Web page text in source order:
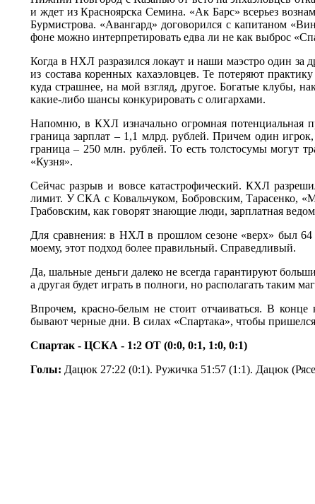
и ждет из Красноярска Семина. «Ак Барс» всерьез
Бурмистрова. «Авангард» договорился с капитаном
фоне можно интерпретировать едва ли не как выброс
Когда в НХЛ разразился локаут и наши маэстро один за
из состава коренных кахаэловцев. Те потеряют
куда страшнее, на мой взгляд, другое. Богатые клубы,
какие-либо шансы конкурировать с олигархами.
Напомню, в КХЛ изначально огромная потенциальная
граница зарплат – 1,1 млрд. рублей. Причем один
граница – 250 млн. рублей. То есть толстосумы могут
«Кузня».
Сейчас разрыв и вовсе катастрофический. КХЛ
лимит. У СКА с Ковальчуком, Бобровским,
Грабовским, как говорят знающие люди, зарплатная
Для сравнения: в НХЛ в прошлом сезоне «верх» был
моему, этот подход более правильный. Справедливый.
Да, шальные деньги далеко не всегда гарантируют
а другая будет играть в полноги, но располагать таким
Впрочем, красно-белым не стоит отчаиваться. В
бывают черные дни. В силах «Спартака», чтобы
Спартак - ЦСКА - 1:2 ОТ (0:0, 0:1, 1:0, 0:1)
Голы: Дацюк 27:22 (0:1). Ружичка 51:57 (1:1). Дацюк